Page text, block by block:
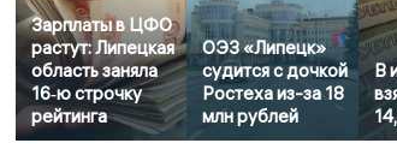
Зарплаты в ЦФО
растут: Липецкая
область заняла
16‑ю строчку
рейтинга
ОЭЗ «Липецк»
судится с дочкой
Ростеха из-за 18
млн рублей
В